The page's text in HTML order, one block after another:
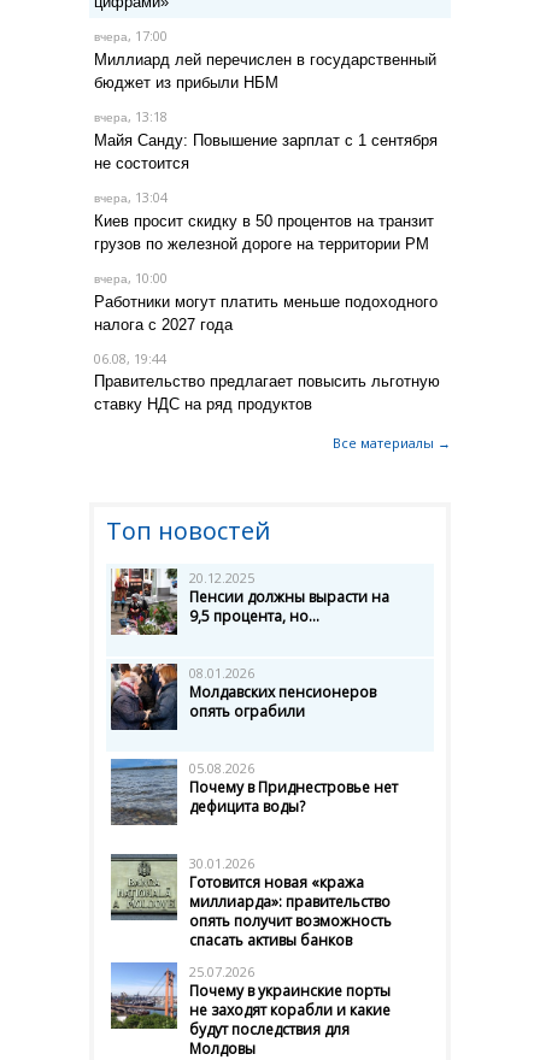
вчера, 17:00
Миллиард лей перечислен в государственный
бюджет из прибыли НБМ
вчера, 13:18
Майя Санду: Повышение зарплат с 1 сентября
не состоится
вчера, 13:04
Киев просит скидку в 50 процентов на транзит
грузов по железной дороге на территории РМ
вчера, 10:00
Работники могут платить меньше подоходного
налога с 2027 года
06.08, 19:44
Правительство предлагает повысить льготную
ставку НДС на ряд продуктов
Все материалы →
Топ новостей
20.12.2025
Пенсии должны вырасти на
9,5 процента, но...
08.01.2026
Молдавских пенсионеров
опять ограбили
05.08.2026
Почему в Приднестровье нет
дефицита воды?
30.01.2026
Готовится новая «кража
миллиарда»: правительство
опять получит возможность
спасать активы банков
25.07.2026
Почему в украинские порты
не заходят корабли и какие
будут последствия для
Молдовы